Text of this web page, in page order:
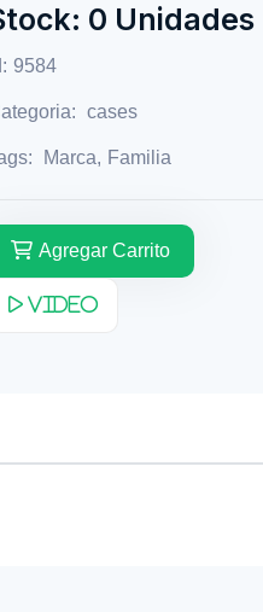
0 Unidades
9584
cases
Marca, Familia
Agregar Carrito
Video